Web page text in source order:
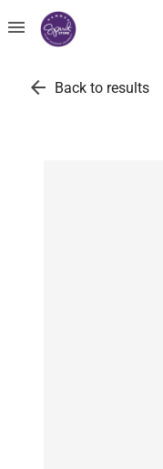
menu
arrow_back Back to results